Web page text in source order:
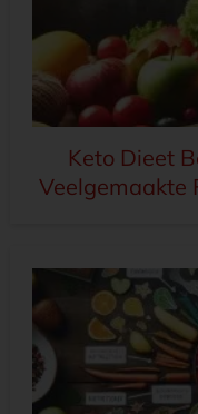
Keto Dieet
Veelgemaakte